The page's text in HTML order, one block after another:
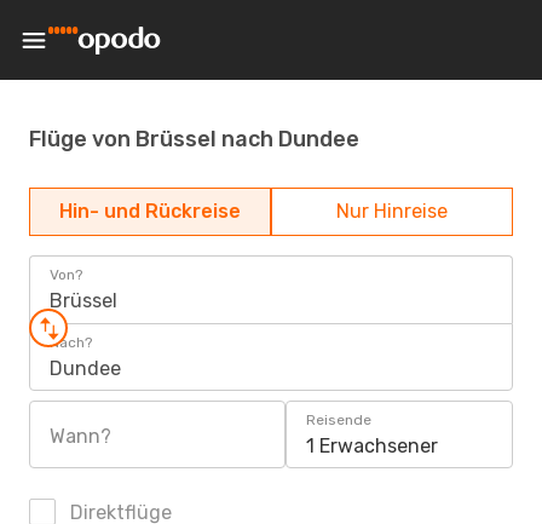
Flüge von Brüssel nach Dundee
Hin- und Rückreise Nur Hinreise
Von?
Brüssel
Nach?
Dundee
Wann?
Reisende
1 Erwachsener
Direktflüge